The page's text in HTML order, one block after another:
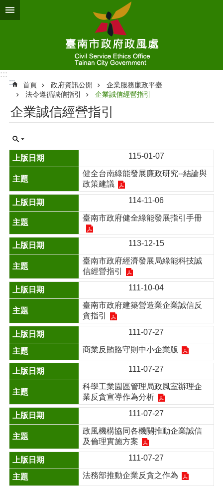
跳到主要內容區塊
:::
:::
首頁 政府資訊公開
企業服務廉政平臺
法令遵循誠信指引
企業誠信經營指引
企業誠信經營指引
115-01-07
健全台南綠能發展廉政研究--結論與
政策建議
114-11-06
臺南市政府健全綠能發展指引手冊
113-12-15
臺南市政府經濟發展局綠能科技誠
信經營指引
111-10-04
臺南市政府建築營造業企業誠信反
貪指引
111-07-27
商業反賄賂守則中小企業版
111-07-27
科學工業園區管理局政風室辦理企
業反貪宣導作為分析
111-07-27
政風機構協同各機關推動企業誠信
及倫理實施方案
111-07-27
法務部推動企業反貪之作為